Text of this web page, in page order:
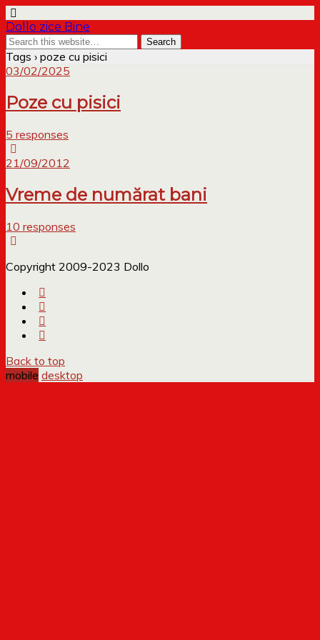
Dollo zice Bine
Tags › poze cu pisici
03/02/2025
Poze cu pisici
5 responses
21/09/2012
Vreme de numărat bani
10 responses
Copyright 2009-2023 Dollo
Back to top
mobile desktop